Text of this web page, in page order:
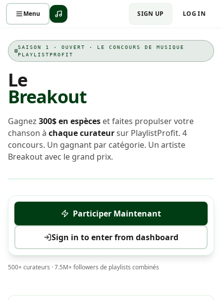
Menu SIGN UP LOG IN
SAISON 1 · OUVERT · LE CONCOURS DE MUSIQUE
PLAYLISTPROFIT
Le
Breakout
Gagnez 300$ en espèces et faites propulser votre
chanson à chaque curateursur PlaylistProfit. 4
concours. Un gagnant par catégorie. Un artiste
Breakout avec le grand prix.
SAISON 1
1 000 $ DE PRIX
$300
GAGNANT RÉVÉLATION
$50 ×4
GAGNANTS CATÉGORIE
30 000 crédits
PARTAGÉS PAR TOUS LES FINALISTES
Participer Maintenant
Sign in to enter from dashboard
500+ curateurs · 7.5M+ followers de playlists combinés